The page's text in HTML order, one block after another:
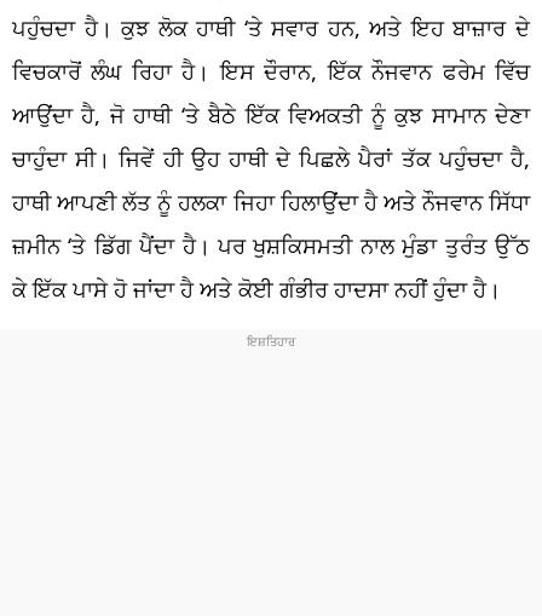
ਪਹੁੰਚਦਾ ਹੈ। ਕੁਝ ਲੋਕ ਹਾਥੀ ‘ਤੇ ਸਵਾਰ ਹਨ, ਅਤੇ ਇਹ ਬਾਜ਼ਾਰ ਦੇ
ਵਿਚਕਾਰੋਂ ਲੰਘ ਰਿਹਾ ਹੈ। ਇਸ ਦੌਰਾਨ, ਇੱਕ ਨੌਜਵਾਨ ਫਰੇਮ ਵਿੱਚ
ਆਉਂਦਾ ਹੈ, ਜੋ ਹਾਥੀ ‘ਤੇ ਬੈਠੇ ਇੱਕ ਵਿਅਕਤੀ ਨੂੰ ਕੁਝ ਸਾਮਾਨ ਦੇਣਾ
ਚਾਹੁੰਦਾ ਸੀ। ਜਿਵੇਂ ਹੀ ਉਹ ਹਾਥੀ ਦੇ ਪਿਛਲੇ ਪੈਰਾਂ ਤੱਕ ਪਹੁੰਚਦਾ ਹੈ,
ਹਾਥੀ ਆਪਣੀ ਲੱਤ ਨੂੰ ਹਲਕਾ ਜਿਹਾ ਹਿਲਾਉਂਦਾ ਹੈ ਅਤੇ ਨੌਜਵਾਨ ਸਿੱਧਾ
ਜ਼ਮੀਨ ‘ਤੇ ਡਿੱਗ ਪੈਂਦਾ ਹੈ। ਪਰ ਖੁਸ਼ਕਿਸਮਤੀ ਨਾਲ ਮੁੰਡਾ ਤੁਰੰਤ ਉੱਠ
ਕੇ ਇੱਕ ਪਾਸੇ ਹੋ ਜਾਂਦਾ ਹੈ ਅਤੇ ਕੋਈ ਗੰਭੀਰ ਹਾਦਸਾ ਨਹੀਂ ਹੁੰਦਾ ਹੈ।